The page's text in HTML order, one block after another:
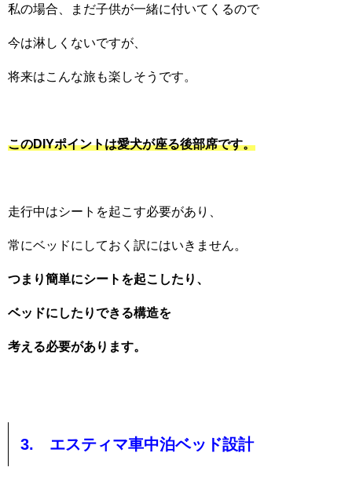
私の場合、まだ子供が一緒に付いてくるので
今は淋しくないですが、
将来はこんな旅も楽しそうです。
このDIYポイントは愛犬が座る後部席です。
走行中はシートを起こす必要があり、
常にベッドにしておく訳にはいきません。
つまり簡単にシートを起こしたり、
ベッドにしたりできる構造を
考える必要があります。
3. エスティマ車中泊ベッド設計